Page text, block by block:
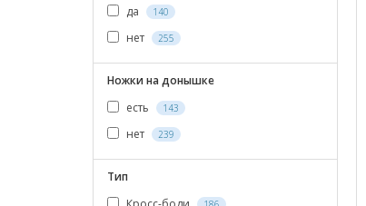
да
140
нет 255
Ножки на донышке
есть
143
нет 239
Тип